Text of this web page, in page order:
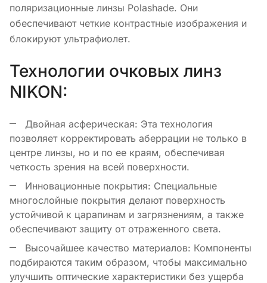
поляризационные линзы Polashade. Они
обеспечивают четкие контрастные изображения и
блокируют ультрафиолет.
Технологии очковых линз
NIKON:
Двойная асферическая: Эта технология
позволяет корректировать аберрации не только в
центре линзы, но и по ее краям, обеспечивая
четкость зрения на всей поверхности.
Инновационные покрытия: Специальные
многослойные покрытия делают поверхность
устойчивой к царапинам и загрязнениям, а также
обеспечивают защиту от отраженного света.
Высочайшее качество материалов: Компоненты
подбираются таким образом, чтобы максимально
улучшить оптические характеристики без ущерба